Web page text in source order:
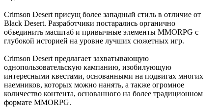
Crimson Desert присущ более западный стиль в отличие от
Black Desert. Разработчики постарались органично
объединить масштаб и привычные элементы MMORPG с
глубокой историей на уровне лучших сюжетных игр.
Crimson Desert предлагает захватывающую
однопользовательскую кампанию, изобилующую
интересными квестами, основанными на подвигах многих
наемников, которых можно нанять, а также огромное
количество контента, основанного на более традиционном
формате MMORPG.